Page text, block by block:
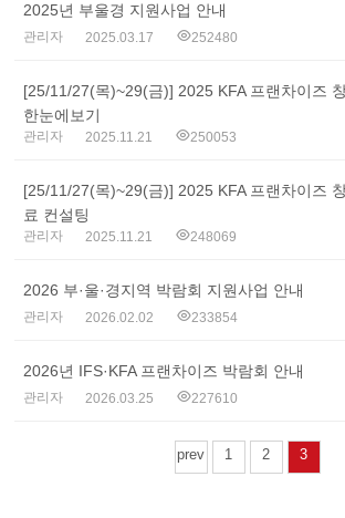
2025년 부울경 지원사업 안내
관리자 2025.03.17 252480
[25/11/27(목)~29(금)] 2025 KFA 프랜차이즈
한눈에보기
관리자 2025.11.21 250053
[25/11/27(목)~29(금)] 2025 KFA 프랜차이즈
료 컨설팅
관리자 2025.11.21 248069
2026 부·울·경지역 박람회 지원사업 안내
관리자 2026.02.02 233854
2026년 IFS·KFA 프랜차이즈 박람회 안내
관리자 2026.03.25 227610
prev 1 2 3